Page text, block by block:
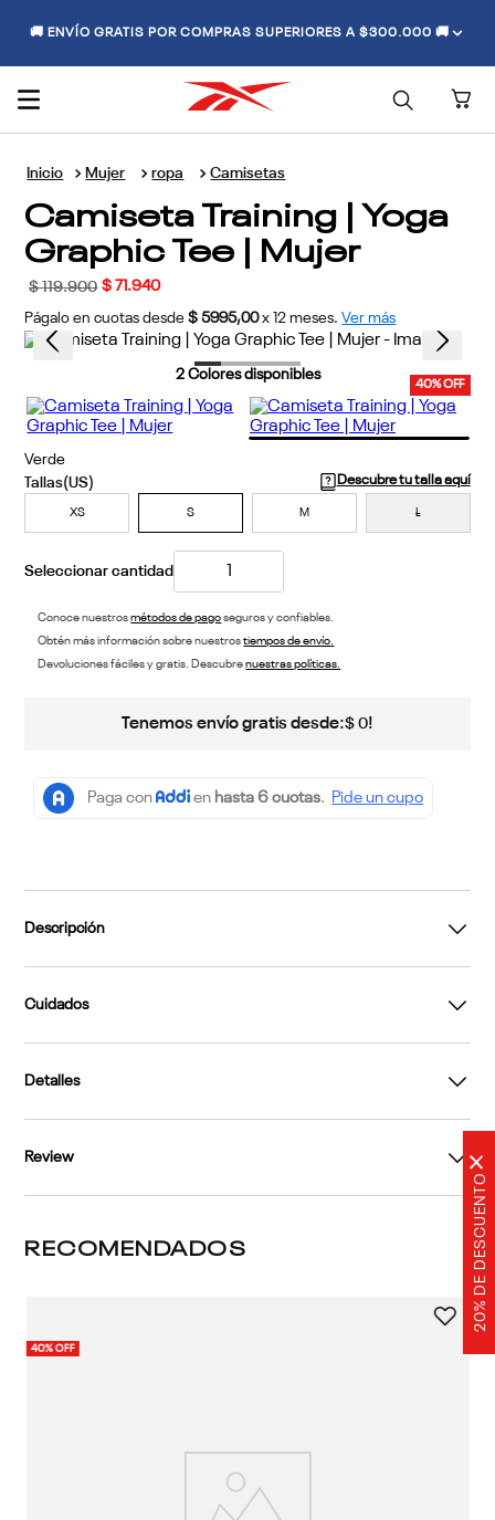
20% DE DESCUENTO
×
🚚 ENVÍO GRATIS POR COMPRAS SUPERIORES A $300.000 🚚
Mujer ropa Camisetas
Camiseta Training | Yoga
Graphic Tee | Mujer
$ 119.900 $ 71 .940
Págalo en cuotas desde $ 5995,00 x 12 meses. Ver más
40% OFF
2Colores disponibles
Verde
Descubre tu talla aquí
XS S M L
Conoce nuestrosmétodos de pagoseguros y confiables.
Obtén más información sobre nuestrostiempos de envío.
Devoluciones fáciles y gratis. Descubrenuestras políticas.
Tenemos envío gratis desde:$ 0!
Descripción
Cuidados
Detalles
Review
RECOMENDADOS
40% OFF